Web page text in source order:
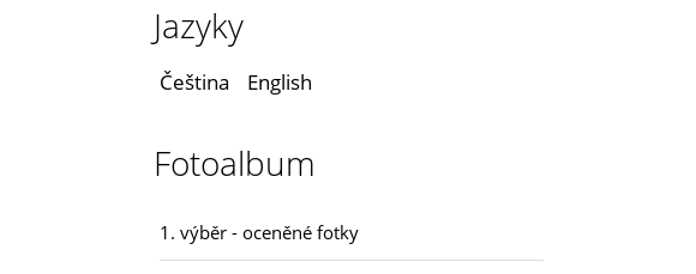
Jazyky
Čeština English
Fotoalbum
1. výběr - oceněné fotky